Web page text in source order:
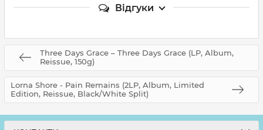
Відгуки
Three Days Grace – Three Days Grace (LP, Album,
Reissue, 150g)
Lorna Shore - Pain Remains (2LP, Album, Limited
Edition, Reissue, Black/White Split)